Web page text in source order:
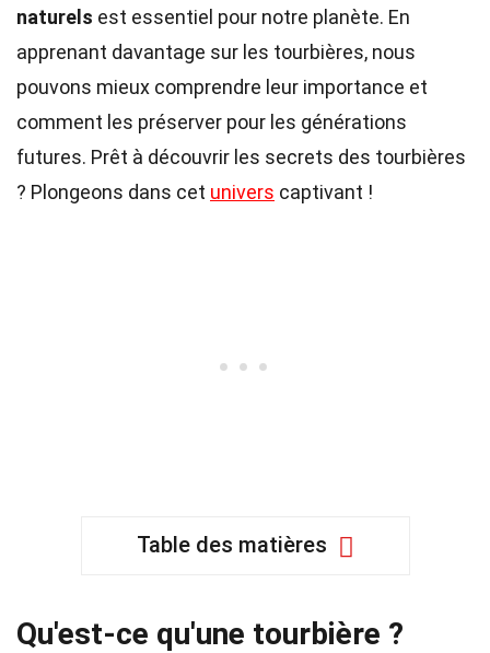
naturels est essentiel pour notre planète. En
apprenant davantage sur les tourbières, nous
pouvons mieux comprendre leur importance et
comment les préserver pour les générations
futures. Prêt à découvrir les secrets des tourbières
? Plongeons dans cet univers captivant !
Table des matières
Qu'est-ce qu'une tourbière ?